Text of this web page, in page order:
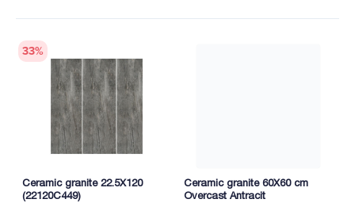
33%
Ceramic granite 22.5X120
(22120C449)
Ceramic granite 60X60 cm
Overcast Antracit